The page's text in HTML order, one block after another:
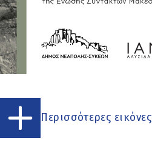
Περισσότερες εικόνες